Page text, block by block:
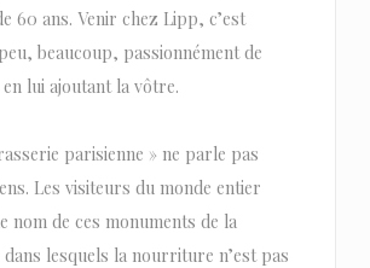
60 ans. Venir chez Lipp, c’est
beaucoup, passionnément de
lui ajoutant la vôtre.
parisienne » ne parle pas
Les visiteurs du monde entier
nom de ces monuments de la
lesquels la nourriture n’est pas